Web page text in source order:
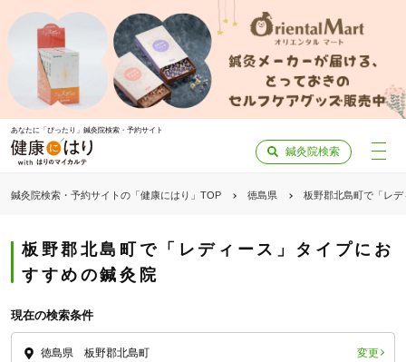
あなたに「ぴったり」鍼灸院検索・予約サイト
鍼灸院検索
鍼灸院検索・予約サイトの「健康にはり」TOP 徳島県 板野郡北島町で「レ
板野郡北島町で「レディース」タイプにお
すすめの鍼灸院
現在の検索条件
徳島県 板野郡北島町 変更